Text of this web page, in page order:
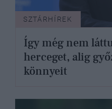
SZTÁRHÍREK
Így még nem
herceget, alig
könnyeit